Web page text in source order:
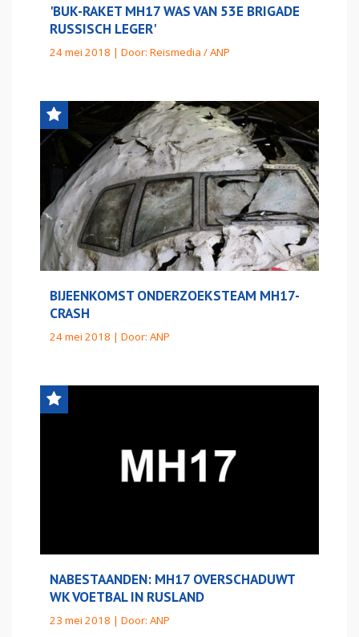
'BUK-RAKET MH17 WAS VAN 53E BRIGADE
RUSSISCH LEGER'
24 mei 2018 | Door: Reismedia / ANP
BIJEENKOMST ONDERZOEKSTEAM MH17-
CRASH
24 mei 2018 | Door: ANP
NABESTAANDEN: MH17 OVERSCHADUWT
WK VOETBAL IN RUSLAND
23 mei 2018 | Door: ANP